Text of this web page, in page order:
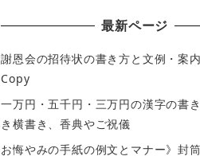
最新ページ
謝恩会の招待状の書き方と文例・案
Copy
一万円・五千円・三万円の漢字の書
き横書き、香典やご祝儀
お悔やみの手紙の例文とマナー》封